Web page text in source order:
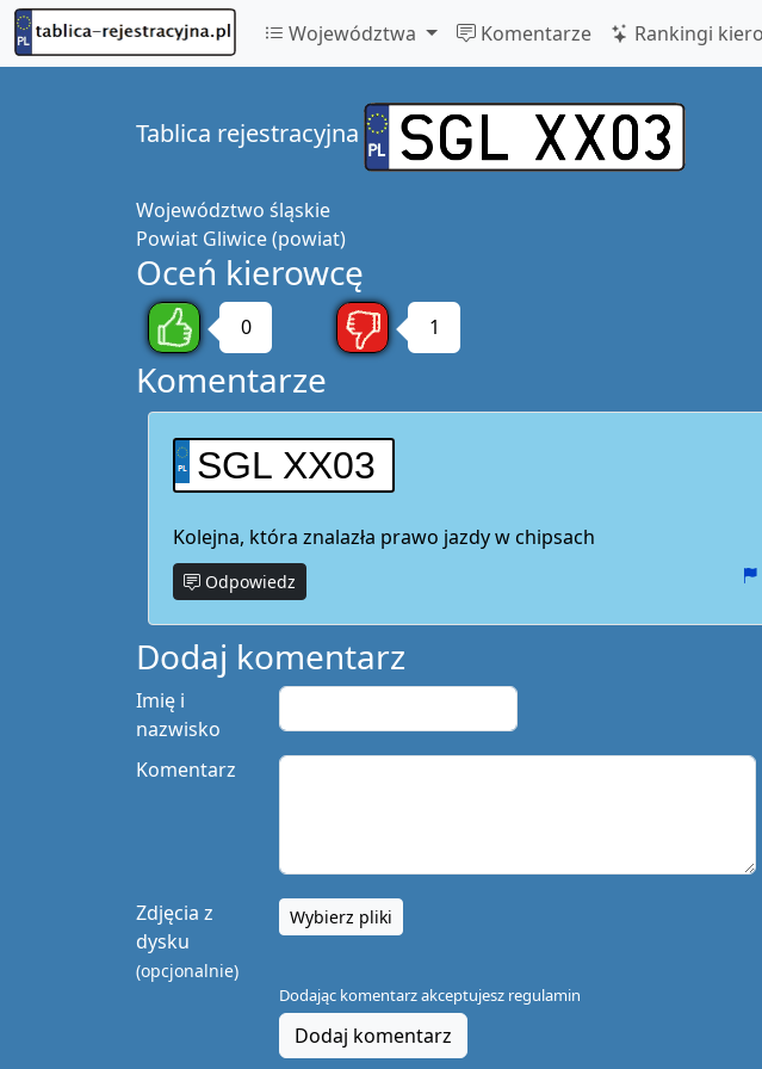
Województwa Komentarze Rankingi
Tablica rejestracyjna
Województwo śląskie
Powiat Gliwice (powiat)
Oceń kierowcę
0 1
Komentarze
SGL XX03
Kolejna, która znalazła prawo jazdy w chipsach
Odpowiedz
Dodaj komentarz
Imię i
nazwisko
Komentarz
Zdjęcia z
dysku
(opcjonalnie)
Wybierz pliki
Dodając komentarz akceptujesz regulamin
Dodaj komentarz